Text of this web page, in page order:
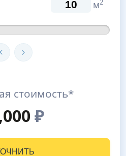
м2
стоимость*
₽